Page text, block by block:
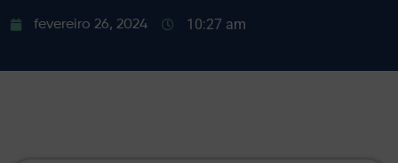
fevereiro 26, 2024 10:27 am